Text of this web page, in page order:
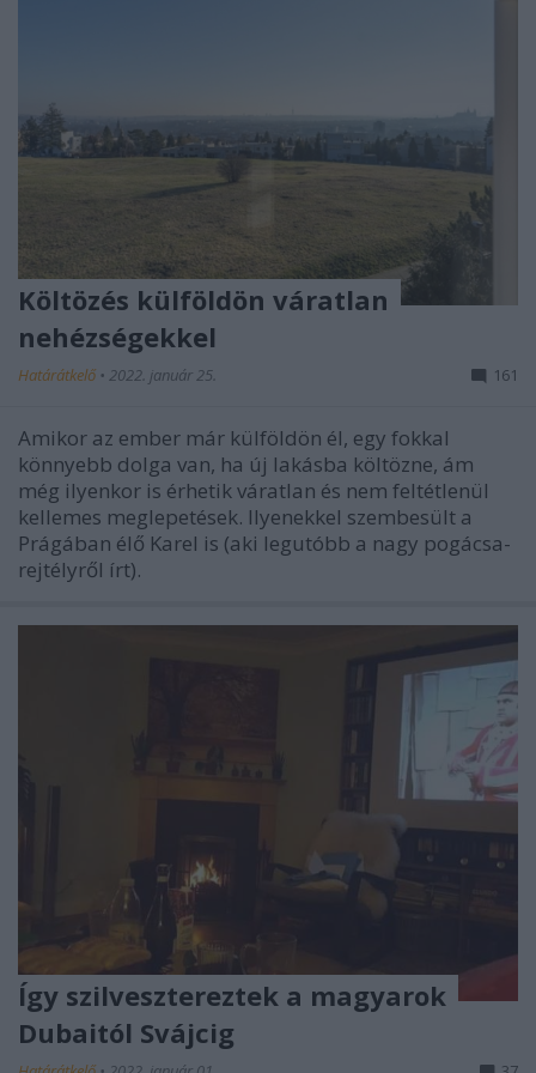
Költözés külföldön váratlan
nehézségekkel
Határátkelő • 2022. január 25. 161
Amikor az ember már külföldön él, egy fokkal
könnyebb dolga van, ha új lakásba költözne, ám
még ilyenkor is érhetik váratlan és nem feltétlenül
kellemes meglepetések. Ilyenekkel szembesült a
Prágában élő Karel is (aki legutóbb a nagy pogácsa-
rejtélyről írt).
Így szilvesztereztek a magyarok
Dubaitól Svájcig